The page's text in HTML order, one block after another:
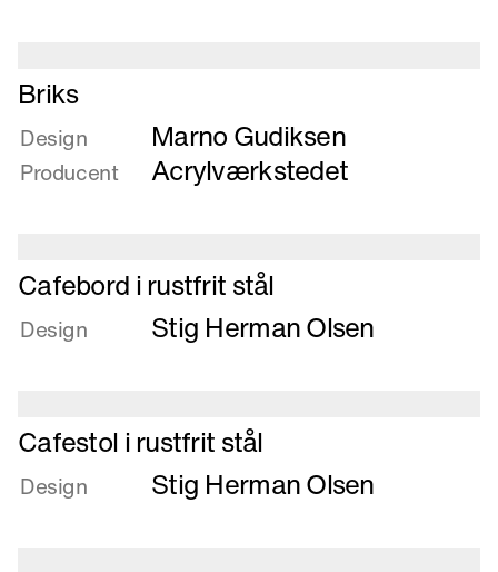
fleksibelt
understel
Læs
mere
om
Briks
Briks
Design Marno Gudiksen
Producent Acrylværkstedet
Læs
mere
om
stål
Cafebord i rustfrit stål
Design Stig Herman Olsen
Læs
mere
om
Cafestol i rustfrit stål
Design Stig Herman Olsen